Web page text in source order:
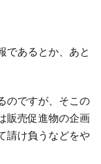
であるとか、あと
のですが、そこの
販売促進物の企画
請け負うなどをや